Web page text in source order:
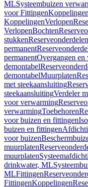
MLSysteembuizen
voor FittingenKoppelingen
KoppelingenVerlopen
VerlopenBochten
stukken
permanent
permanentOvergangen en
demontabel
demontabelMuurplaten
met steekaansluiting
steekaansluitingVerdeler
voor verwarming
verwarmingToebehoren
voor buizen en fittingen
buizen en fittingen
voor buizen
muurplaten
muurplaten
drinkwater, ML
MLFittingen
FittingenKoppelingen